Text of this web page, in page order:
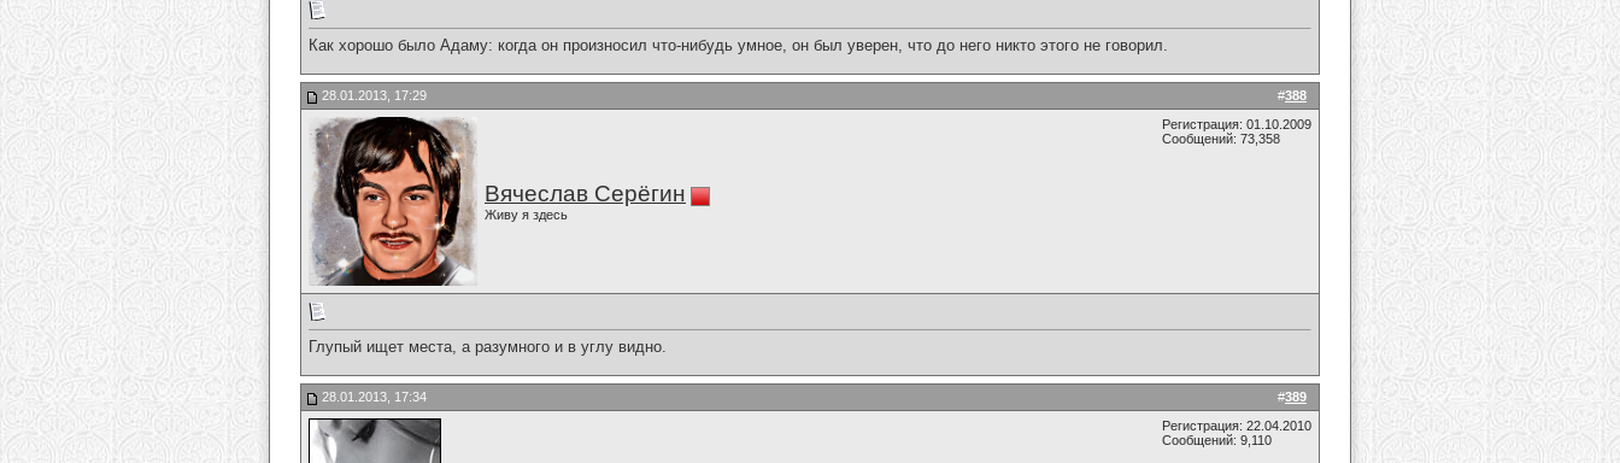
Как хорошо было Адаму: когда он произносил что-нибудь умное, он был уверен, что до него никто этого не говорил.
#388
28.01.2013, 17:29
Вячеслав Серёгин
Живу я здесь
Регистрация: 01.10.2009
Сообщений: 73,358
Глупый ищет места, а разумного и в углу видно.
#389
28.01.2013, 17:34
Регистрация: 22.04.2010
Сообщений: 9,110